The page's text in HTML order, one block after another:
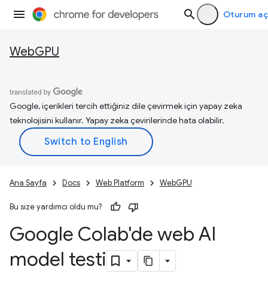
Oturum aç
WebGPU
Google, içerikleri tercih ettiğiniz dile çevirmek için yapay zeka
teknolojisini kullanır. Yapay zeka çevirilerinde hata olabilir.
Ana Sayfa Docs Web Platform WebGPU
Bu size yardımcı oldu mu?
Google Colab'de web AI
model testi